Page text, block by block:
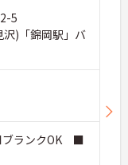
5
沢)「錦岡駅」バ
ランクOK ■